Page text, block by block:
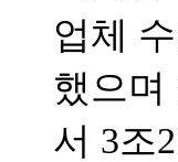
업체
했으며
서 3조